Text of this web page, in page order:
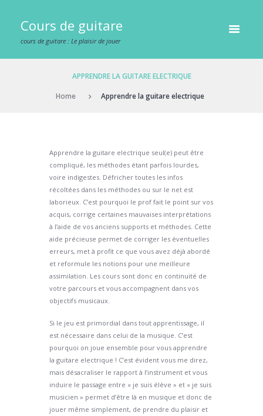
Cours de guitare
cours de guitare : Le plaisir de jouer
APPRENDRE LA GUITARE ELECTRIQUE
Home Apprendre la guitare electrique
Apprendre la guitare electrique seul(e) peut être
compliqué, les méthodes étant parfois lourdes,
voire indigestes. Défricher toutes les infos
récoltées dans les méthodes ou sur le net est
laborieux. C’est pourquoi le prof fait le point sur vos
acquis, corrige certaines mauvaises interprétations
à l’aide de vos anciens supports et méthodes. Cette
aide précieuse permet de corriger les éventuelles
erreurs, met à profit ce que vous avez déjà abordé
et reformule les notions pour une meilleure
assimilation. Les cours sont donc en continuité de
votre parcours et vous accompagnent dans vos
objectifs musicaux.
Si le jeu est primordial dans tout apprentissage, il
est nécessaire dans celui de la musique. C’est
pourquoi on joue ensemble pour vous apprendre
la guitare electrique ! C’est évident vous me direz,
mais désacraliser le rapport à l’instrument et vous
induire le passage entre « je suis élève » et « je suis
musicien » permet d’être là en musique et donc de
jouer même simplement, de prendre du plaisir et